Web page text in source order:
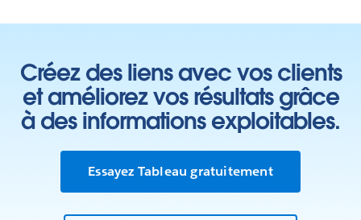
Créez des liens avec vos clients
et améliorez vos résultats grâce
à des informations exploitables.
Essayez Tableau gratuitement